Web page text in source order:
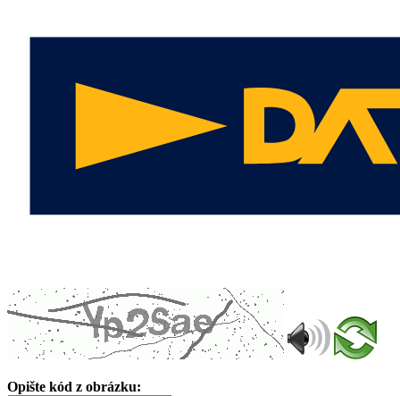
Opište kód z obrázku: